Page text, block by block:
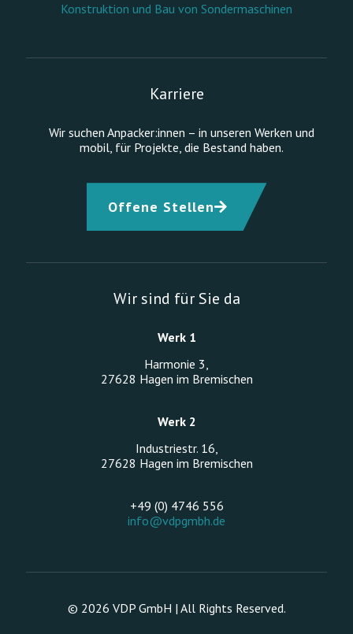
Konstruktion und Bau von Sondermaschinen
Karriere
Wir suchen Anpacker:innen – in unseren Werken und
mobil, für Projekte, die Bestand haben.
Offene Stellen
Wir sind für Sie da
Werk 1
Harmonie 3,
27628 Hagen im Bremischen
Werk 2
Industriestr. 16,
27628 Hagen im Bremischen
+49 (0) 4746 556
info@vdpgmbh.de
© 2026 VDP GmbH | All Rights Reserved.